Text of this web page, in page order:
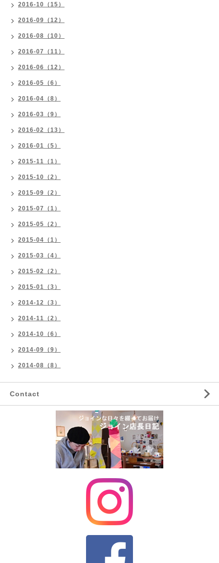
2016-10（15）
2016-09（12）
2016-08（10）
2016-07（11）
2016-06（12）
2016-05（6）
2016-04（8）
2016-03（9）
2016-02（13）
2016-01（5）
2015-11（1）
2015-10（2）
2015-09（2）
2015-07（1）
2015-05（2）
2015-04（1）
2015-03（4）
2015-02（2）
2015-01（3）
2014-12（3）
2014-11（2）
2014-10（6）
2014-09（9）
2014-08（8）
Contact